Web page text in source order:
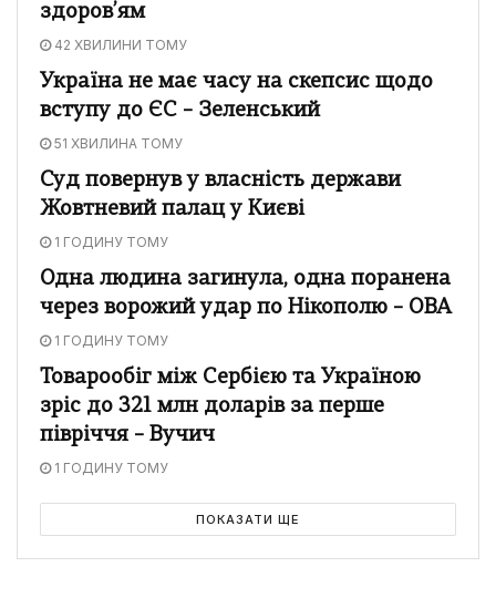
здоров’ям
42 ХВИЛИНИ ТОМУ
Україна не має часу на скепсис щодо
вступу до ЄС – Зеленський
51 ХВИЛИНА ТОМУ
Суд повернув у власність держави
Жовтневий палац у Києві
1 ГОДИНУ ТОМУ
Одна людина загинула, одна поранена
через ворожий удар по Нікополю – ОВА
1 ГОДИНУ ТОМУ
Товарообіг між Сербією та Україною
зріс до 321 млн доларів за перше
півріччя – Вучич
1 ГОДИНУ ТОМУ
ПОКАЗАТИ ЩЕ